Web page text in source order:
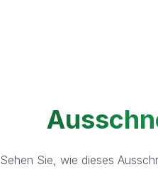
Sehen Sie, wie dieses